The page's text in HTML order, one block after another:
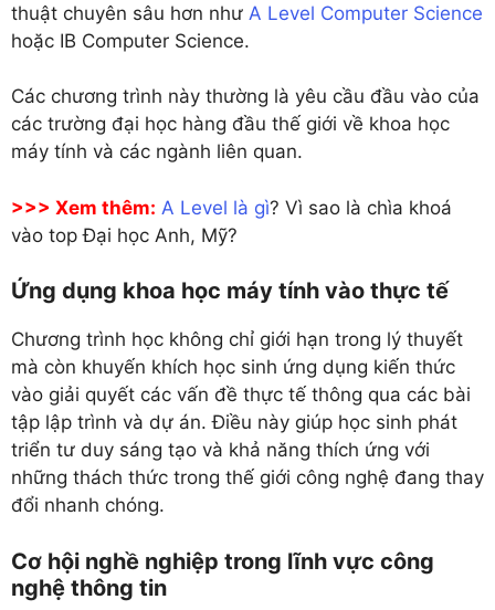
thuật chuyên sâu hơn như A Level Computer Science
hoặc IB Computer Science.
Các chương trình này thường là yêu cầu đầu vào của
các trường đại học hàng đầu thế giới về khoa học
máy tính và các ngành liên quan.
>>> Xem thêm: A Level là gì? Vì sao là chìa khoá
vào top Đại học Anh, Mỹ?
Ứng dụng khoa học máy tính vào thực tế
Chương trình học không chỉ giới hạn trong lý thuyết
mà còn khuyến khích học sinh ứng dụng kiến thức
vào giải quyết các vấn đề thực tế thông qua các bài
tập lập trình và dự án. Điều này giúp học sinh phát
triển tư duy sáng tạo và khả năng thích ứng với
những thách thức trong thế giới công nghệ đang thay
đổi nhanh chóng.
Cơ hội nghề nghiệp trong lĩnh vực công
nghệ thông tin